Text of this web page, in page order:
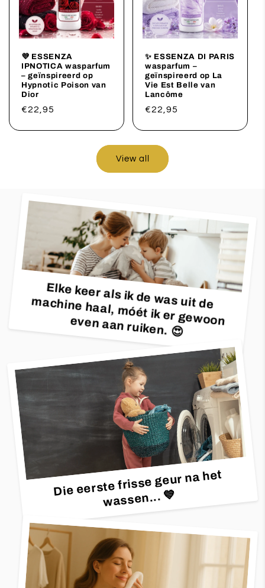
💜 ESSENZA
IPNOTICA wasparfum
– geïnspireerd op
Hypnotic Poison van
Dior
Regular
€22,95
✨ ESSENZA DI PARIS
wasparfum –
geïnspireerd op La
Vie Est Belle van
Lancôme
Regular
€22,95
View all
Elke keer als ik de was uit de
machine haal, móét ik er gewoon even aan ruiken. 😍
Die eerste frisse geur na het
wassen...
💙